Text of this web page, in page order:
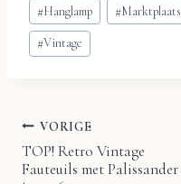
tags:
#Hanglamp #Marktplaats
#Vintage
Bericht
VORIGE
TOP! Retro Vintage
Fauteuils met Palissander